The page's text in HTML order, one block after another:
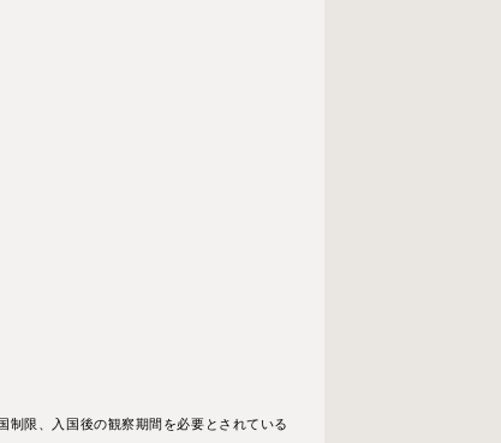
限、⼊国後の観察期間を必要とされている